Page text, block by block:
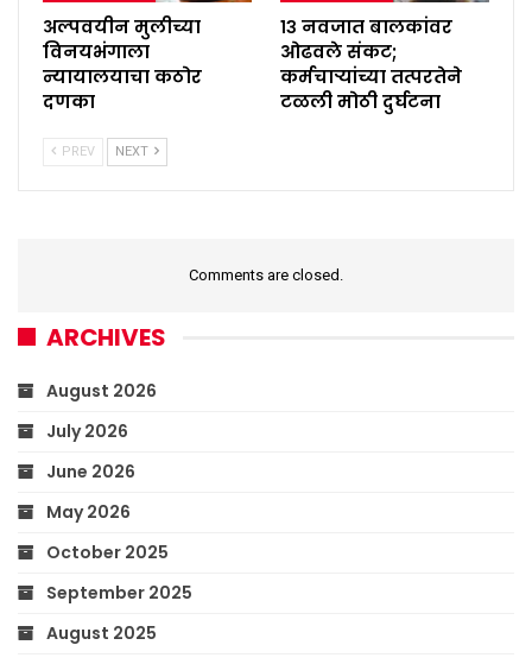
अल्पवयीन मुलीच्या
विनयभंगाला
न्यायालयाचा कठोर
दणका
१३ नवजात बालकांवर
ओढवले संकट;
कर्मचाऱ्यांच्या तत्परतेने
टळली मोठी दुर्घटना
PREV NEXT
Comments are closed.
ARCHIVES
August 2026
July 2026
June 2026
May 2026
October 2025
September 2025
August 2025